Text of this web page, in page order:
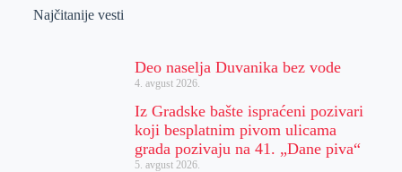
Najčitanije vesti
Deo naselja Duvanika bez vode
4. avgust 2026.
Iz Gradske bašte ispraćeni pozivari
koji besplatnim pivom ulicama
grada pozivaju na 41. „Dane piva“
5. avgust 2026.